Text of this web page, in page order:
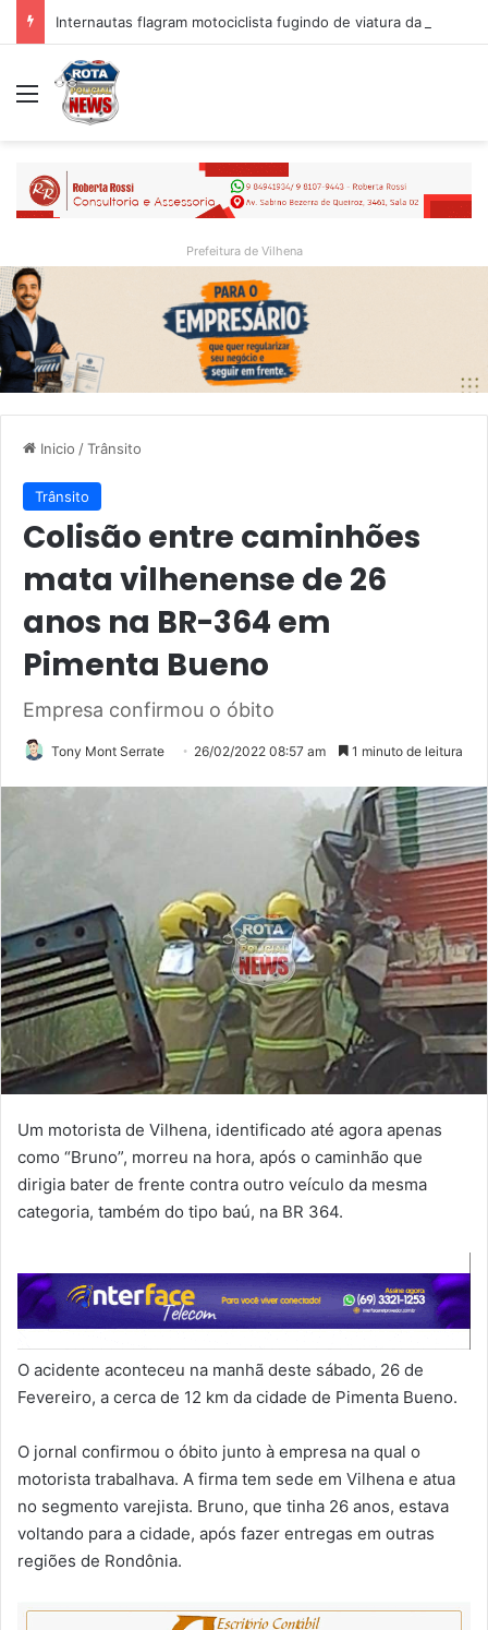
Menu
Prefeitura de Vilhena
Inicio /Trânsito
Trânsito
Colisão entre caminhões
mata vilhenense de 26
anos na BR-364 em
Pimenta Bueno
Empresa confirmou o óbito
Tony Mont Serrate 26/02/2022 08:57 am 1 minuto de leitura
Um motorista de Vilhena, identificado até agora apenas
como “Bruno”, morreu na hora, após o caminhão que
dirigia bater de frente contra outro veículo da mesma
categoria, também do tipo baú, na BR 364.
O acidente aconteceu na manhã deste sábado, 26 de
Fevereiro, a cerca de 12 km da cidade de Pimenta Bueno.
O jornal confirmou o óbito junto à empresa na qual o
motorista trabalhava. A firma tem sede em Vilhena e atua
no segmento varejista. Bruno, que tinha 26 anos, estava
voltando para a cidade, após fazer entregas em outras
regiões de Rondônia.